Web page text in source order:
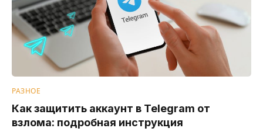
РАЗНОЕ
Как защитить аккаунт в Telegram от
взлома: подробная инструкция